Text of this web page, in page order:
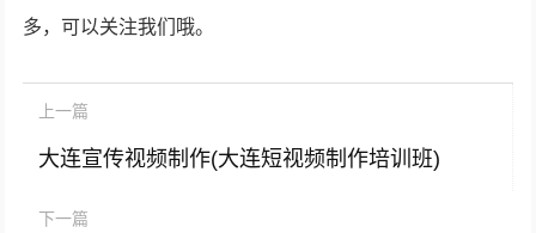
多，可以关注我们哦。
上一篇
大连宣传视频制作(大连短视频制作培训班)
下一篇